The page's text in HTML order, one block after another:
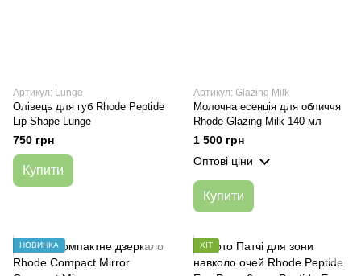
Артикул: Lunge
Олівець для губ Rhode Peptide
Lip Shape Lunge
750 грн
Купити
Артикул: Glazing Milk
Молочна есенція для обличчя
Rhode Glazing Milk 140 мл
1 500 грн
Оптові ціни
Купити
НОВИНКА ХІТ